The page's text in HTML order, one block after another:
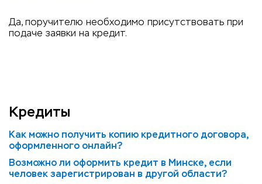
Да, поручителю необходимо присутствовать при
подаче заявки на кредит.
Кредиты
Как можно получить копию кредитного договора,
оформленного онлайн?
Возможно ли оформить кредит в Минске, если
человек зарегистрирован в другой области?